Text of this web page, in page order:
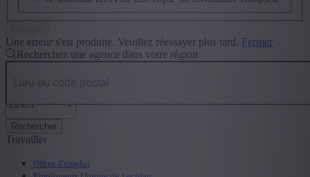
Une erreur s'est produite. Veuillez réessayer plus tard. Fermer
Recherchez une agence dans votre région
Rechercher
Travailler
Offres d'emploi